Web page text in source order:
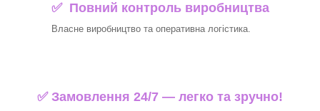
✅ Повний контроль виробництва
Власне виробництво та оперативна логістика.
✅ Замовлення 24/7 — легко та зручно!